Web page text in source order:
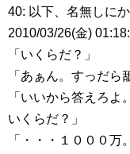
40: 以下、名無しに
2010/03/26(金)
「いくらだ？」
「あぁん。すっだら
「いいから答えろよ
いくらだ？」
「・・・１０００